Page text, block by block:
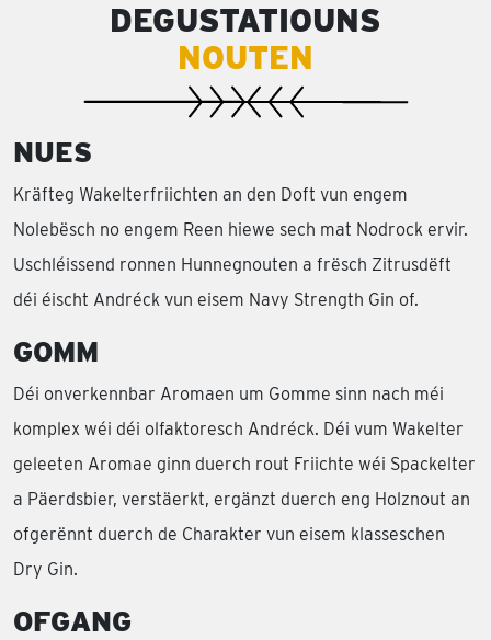
DEGUSTATIOUNS
NOUTEN
NUES
Kräfteg Wakelterfriichten an den Doft vun engem
Nolebësch no engem Reen hiewe sech mat Nodrock ervir.
Uschléissend ronnen Hunnegnouten a frësch Zitrusdëft
déi éischt Andréck vun eisem Navy Strength Gin of.
GOMM
Déi onverkennbar Aromaen um Gomme sinn nach méi
komplex wéi déi olfaktoresch Andréck. Déi vum Wakelter
geleeten Aromae ginn duerch rout Friichte wéi Spackelter
a Päerdsbier, verstäerkt, ergänzt duerch eng Holznout an
ofgerënnt duerch de Charakter vun eisem klasseschen
Dry Gin.
OFGANG